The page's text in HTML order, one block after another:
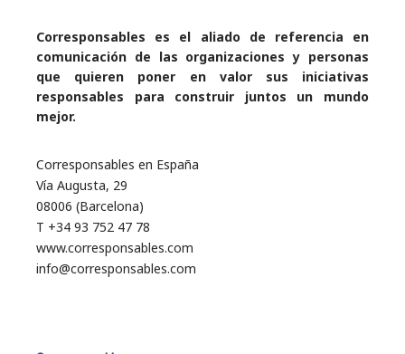
Corresponsables es el aliado de referencia en
comunicación de las organizaciones y personas
que quieren poner en valor sus iniciativas
responsables para construir juntos un mundo
mejor.
Corresponsables en España
Vía Augusta, 29
08006 (Barcelona)
T +34 93 752 47 78
www.corresponsables.com
info@corresponsables.com